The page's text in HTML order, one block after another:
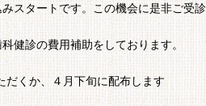
スタートです。この機会に是非ご受
健診の費用補助をしております。
だくか、４月下旬に配布します